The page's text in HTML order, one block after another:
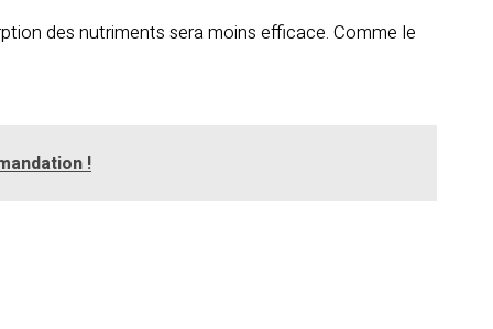
des nutriments sera moins efficace. Comme le
!